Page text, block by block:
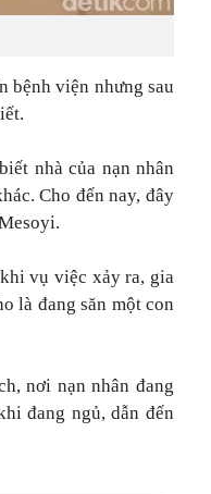
bệnh viện nhưng sau
nhà của nạn nhân
Cho đến nay, đây
vụ việc xảy ra, gia
là đang săn một con
nơi nạn nhân đang
đang ngủ, dẫn đến